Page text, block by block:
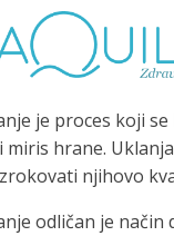
je proces koji
hrane.
njihovo
odličan je